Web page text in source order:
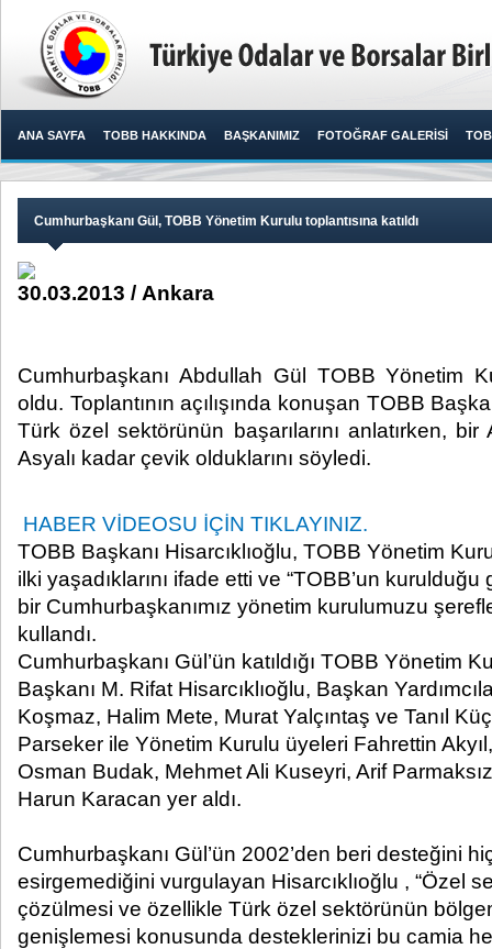
ANA SAYFA TOBB HAKKINDA BAŞKANIMIZ FOTOĞRAF GALERİSİ
Cumhurbaşkanı Gül, TOBB Yönetim Kurulu toplantısına katıldı
30.03.2013 / Ankara
Cumhurbaşkanı Abdullah Gül TOBB Yönetim
oldu. Toplantının açılışında konuşan TOBB
Türk özel sektörünün başarılarını anlatırken,
Asyalı kadar çevik olduklarını söyledi.​ ​
HABER VİDEOSU İÇİN TIKLAYINIZ.
TOBB Başkanı Hisarcıklıoğlu, TOBB Yönetim
ilki yaşadıklarını ifade etti ve “TOBB’un
bir Cumhurbaşkanımız yönetim kurulumuzu
kullandı.
Cumhurbaşkanı Gül’ün katıldığı TOBB Yönetim
Başkanı M. Rifat Hisarcıklıoğlu, Başkan
Koşmaz, Halim Mete, Murat Yalçıntaş ve Tanıl
Parseker ile Yönetim Kurulu üyeleri Fahrettin
Osman Budak, Mehmet Ali Kuseyri, Arif
Harun Karacan yer aldı.
Cumhurbaşkanı Gül’ün 2002’den beri desteğini
esirgemediğini vurgulayan Hisarcıklıoğlu , “Özel
çözülmesi ve özellikle Türk özel sektörünün
genişlemesi konusunda desteklerinizi bu camia